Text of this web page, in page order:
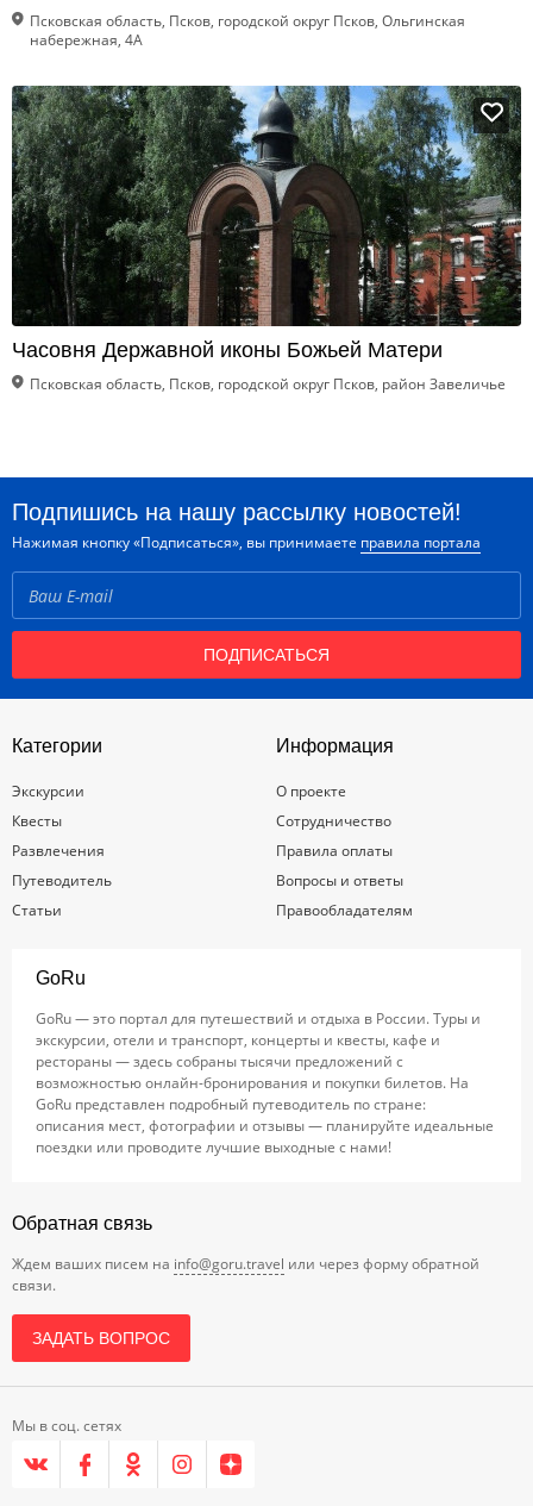
Псковская область, Псков, городской округ Псков, Ольгинская
набережная, 4А
Часовня Державной иконы Божьей Матери
Псковская область, Псков, городской округ Псков, район Завеличье
Подпишись на нашу рассылку новостей!
Нажимая кнопку «Подписаться», вы принимаете правила портала
ПОДПИСАТЬСЯ
Категории
Экскурсии
Квесты
Развлечения
Путеводитель
Статьи
Информация
О проекте
Сотрудничество
Правила оплаты
Вопросы и ответы
Правообладателям
GoRu
GoRu — это портал для путешествий и отдыха в России. Туры и
экскурсии, отели и транспорт, концерты и квесты, кафе и
рестораны — здесь собраны тысячи предложений с
возможностью онлайн-бронирования и покупки билетов. На
GoRu представлен подробный путеводитель по стране:
описания мест, фотографии и отзывы — планируйте идеальные
поездки или проводите лучшие выходные с нами!
Обратная связь
Ждем ваших писем на info@goru.travel или через форму обратной
связи.
ЗАДАТЬ ВОПРОС
Мы в соц. сетях